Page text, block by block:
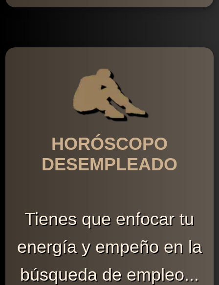
HORÓSCOPO
DESEMPLEADO
Tienes que enfocar tu
energía y empeño en la
búsqueda de empleo...